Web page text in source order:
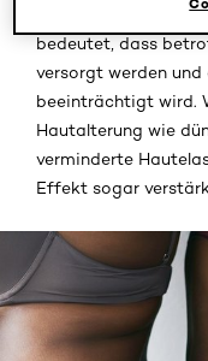
sich auch die
bedeutet, dass
versorgt werden
beeinträchtigt wird.
Hautalterung wie
verminderte
Effekt sogar